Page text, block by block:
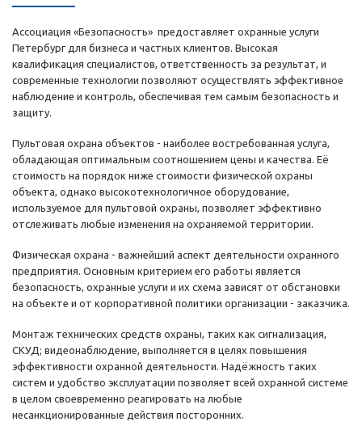
Ассоциация «Безопасность» предоставляет охранные услуги
Петербург для бизнеса и частных клиентов. Высокая
квалификация специалистов, ответственность за результат, и
современные технологии позволяют осуществлять эффективное
наблюдение и контроль, обеспечивая тем самым безопасность и
защиту.
Пультовая охрана объектов - наиболее востребованная услуга,
обладающая оптимальным соотношением цены и качества. Её
стоимость на порядок ниже стоимости физической охраны
объекта, однако высокотехнологичное оборудование,
используемое для пультовой охраны, позволяет эффективно
отслеживать любые изменения на охраняемой территории.
Физическая охрана - важнейший аспект деятельности охранного
предприятия. Основным критерием его работы является
безопасность, охранные услуги и их схема зависят от обстановки
на объекте и от корпоративной политики организации - заказчика.
Монтаж технических средств охраны, таких как сигнализация,
СКУД; видеонаблюдение, выполняется в целях повышения
эффективности охранной деятельности. Надёжность таких
систем и удобство эксплуатации позволяет всей охранной системе
в целом своевременно реагировать на любые
несанкционированные действия посторонних.